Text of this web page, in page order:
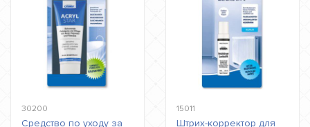
30200
Средство по уходу за
15011
Штрих-корректор для